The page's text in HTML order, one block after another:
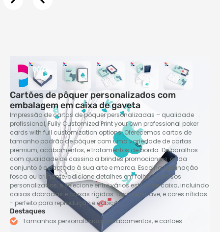
Cartões de pôquer personalizados com
embalagem em caixa de gaveta
Impressão de cartas de pôquer personalizadas – qualidade
profissional,Fully Customized Print your own professional poker
cards with full customization options. Oferecemos cartas de
tamanho padrão de pôquer com uma variedade de cartas
premium, acabamentos, e tratamentos de borda. De baralhos
com qualidade de cassino a brindes promocionais, cada
conjunto é adaptado à sua arte e marca. Escolha laminação
fosca ou brilhante, adicione detalhes em folha ou versos
personalizados, e selecione entre vários estilos de caixa, incluindo
caixas dobradas e caixas rígidas. Durável, suave, e cores nítidas
- perfeito para reprodução e exibição.
Destaques
Tamanhos personalizados, acabamentos, e cartões